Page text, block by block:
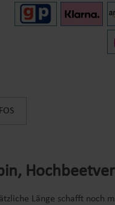
Länge schafft noch